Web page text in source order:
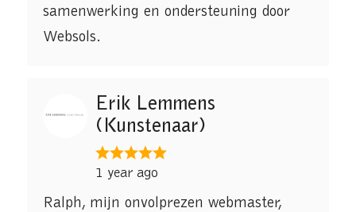
samenwerking en ondersteuning door
Websols.
Erik Lemmens
(Kunstenaar)
1 year ago
Ralph, mijn onvolprezen webmaster,